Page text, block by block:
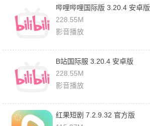
哔哩哔哩国际版 3.20.4 安卓版
228.55M
影音播放
B站国际服 3.20.4 安卓版
228.55M
影音播放
红果短剧 7.2.9.32 官方版